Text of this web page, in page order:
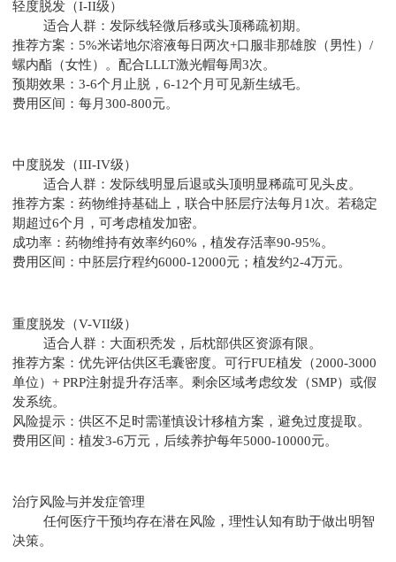
轻度脱发（I-II级）
适合人群：发际线轻微后移或头顶稀疏初期。
推荐方案：5%米诺地尔溶液每日两次+口服非那雄胺（男性）/
螺内酯（女性）。配合LLLT激光帽每周3次。
预期效果：3-6个月止脱，6-12个月可见新生绒毛。
费用区间：每月300-800元。
中度脱发（III-IV级）
适合人群：发际线明显后退或头顶明显稀疏可见头皮。
推荐方案：药物维持基础上，联合中胚层疗法每月1次。若稳定
期超过6个月，可考虑植发加密。
成功率：药物维持有效率约60%，植发存活率90-95%。
费用区间：中胚层疗程约6000-12000元；植发约2-4万元。
重度脱发（V-VII级）
适合人群：大面积秃发，后枕部供区资源有限。
推荐方案：优先评估供区毛囊密度。可行FUE植发（2000-3000
单位）+ PRP注射提升存活率。剩余区域考虑纹发（SMP）或假
发系统。
风险提示：供区不足时需谨慎设计移植方案，避免过度提取。
费用区间：植发3-6万元，后续养护每年5000-10000元。
治疗风险与并发症管理
任何医疗干预均存在潜在风险，理性认知有助于做出明智
决策。